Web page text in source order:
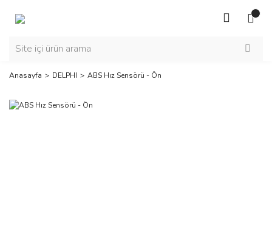
Anasayfa DELPHI ABS Hız Sensörü - Ön